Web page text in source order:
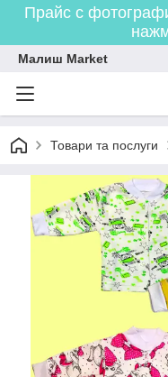
Прайс с
Малиш Market
Товари та послуги